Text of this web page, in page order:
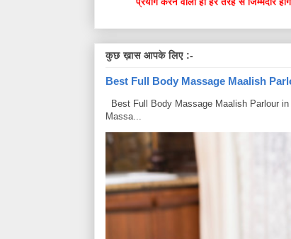
कुछ ख़ास आपके लिए :-
Best Full Body Massage Maalish
Best Full Body Massage Maalish Parlour in
Massa...